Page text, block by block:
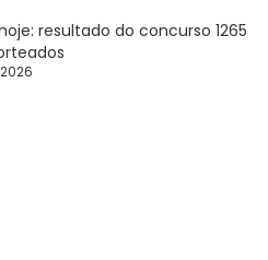
resultado do concurso 1265